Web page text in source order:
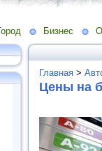
Бизнес
Главная >
Цены на